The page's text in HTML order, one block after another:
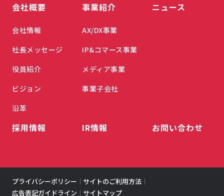
会社概要
会社情報
社長メッセージ
役員紹介
ビジョン
沿革
事業紹介
AX/DX事業
IP&コマース事業
メディア事業
事業子会社
ニュース
採用情報 IR情報 お問い合わせ
プライバシーポリシー ｜ サイトのご利用方法 ｜
広告表記ガイドライン ｜ サイトマップ